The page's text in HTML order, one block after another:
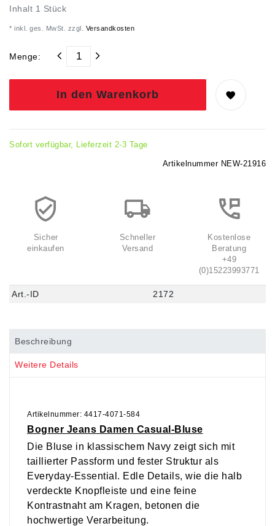
Inhalt 1 Stück
* inkl. ges. MwSt. zzgl. Versandkosten
Menge:
In den Warenkorb
Sofort verfügbar, Lieferzeit 2-3 Tage
Artikelnummer NEW-21916
Sicher
einkaufen
Schneller
Versand
Kostenlose
Beratung
+49
(0)15223993771
Art.-ID 2172
Beschreibung
Weitere Details
Artikelnummer: 4417-4071-584
Bogner Jeans Damen Casual-Bluse
Die Bluse in klassischem Navy zeigt sich mit
taillierter Passform und fester Struktur als
Everyday-Essential. Edle Details, wie die halb
verdeckte Knopfleiste und eine feine
Kontrastnaht am Kragen, betonen die
hochwertige Verarbeitung.